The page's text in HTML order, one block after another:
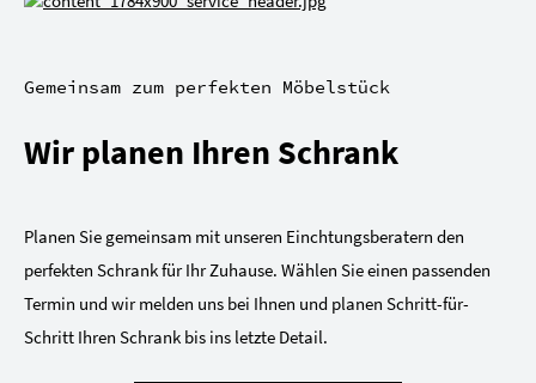
Gemeinsam zum perfekten Möbelstück
Wir planen Ihren Schrank
Planen Sie gemeinsam mit unseren Einchtungsberatern den
perfekten Schrank für Ihr Zuhause. Wählen Sie einen passenden
Termin und wir melden uns bei Ihnen und planen Schritt-für-
Schritt Ihren Schrank bis ins letzte Detail.